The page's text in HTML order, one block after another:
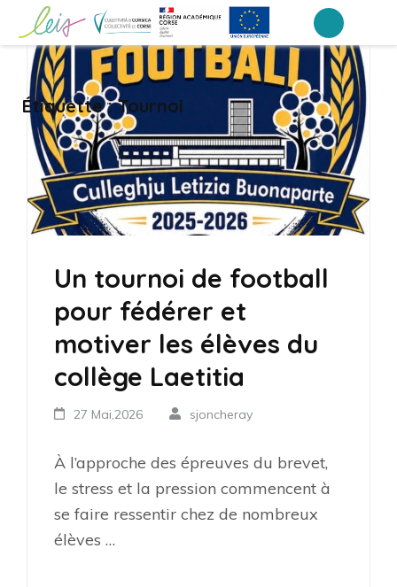
contenu
(Pressez
Entrée)
Collège Laetitia Bonaparte – Ajaccio
Étiquette :Tournoi
Un tournoi de football
pour fédérer et
motiver les élèves du
collège Laetitia
27 Mai,2026 sjoncheray
À l’approche des épreuves du brevet,
le stress et la pression commencent à
se faire ressentir chez de nombreux
élèves …